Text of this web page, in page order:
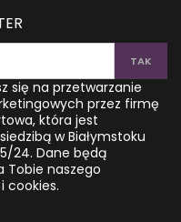
się na przetwarzanie
przez firmę
która jest
w Białymstoku
24. Dane będą
Tobie naszego
cookies.